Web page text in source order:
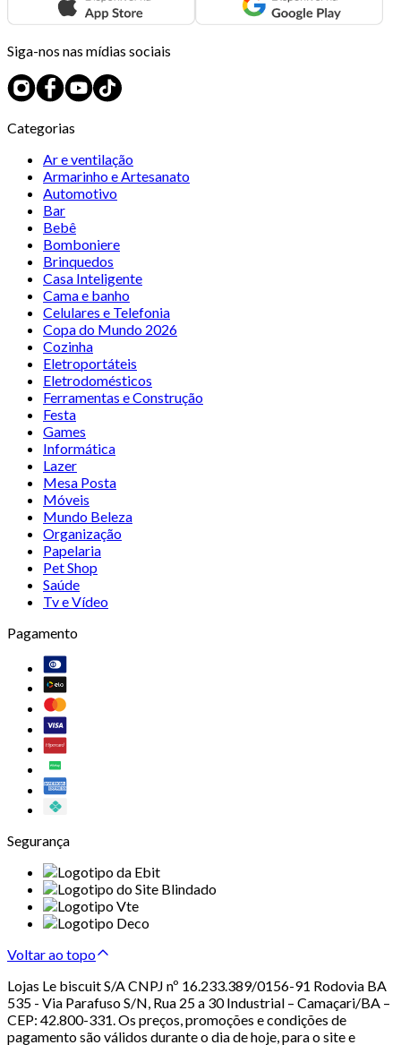
Siga-nos nas mídias sociais
Categorias
Ar e ventilação
Armarinho e Artesanato
Automotivo
Bar
Bebê
Bomboniere
Brinquedos
Casa Inteligente
Cama e banho
Celulares e Telefonia
Copa do Mundo 2026
Cozinha
Eletroportáteis
Eletrodomésticos
Ferramentas e Construção
Festa
Games
Informática
Lazer
Mesa Posta
Móveis
Mundo Beleza
Organização
Papelaria
Pet Shop
Saúde
Tv e Vídeo
Pagamento
Segurança
Voltar ao topo
Lojas Le biscuit S/A CNPJ nº 16.233.389/0156-91 Rodovia BA
535 - Via Parafuso S/N, Rua 25 a 30 Industrial – Camaçari/BA –
CEP: 42.800-331. Os preços, promoções e condições de
pagamento são válidos durante o dia de hoje, para o site e